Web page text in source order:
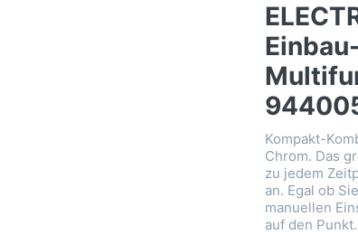
Kompakt-
Chrom. Das
zu jedem
an. Egal ob
manuellen
auf den Punkt.